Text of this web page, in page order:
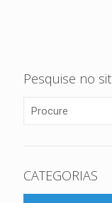
Pesquise no
CATEGORIAS